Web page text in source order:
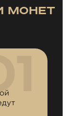
монет